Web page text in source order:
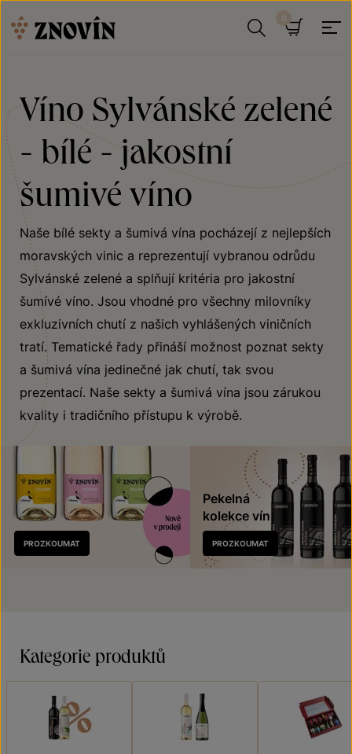
Víno Sylvánské zelené
- bílé - jakostní
šumivé víno
Naše bílé sekty a šumivá vína pocházejí z nejlepších
moravských vinic a reprezentují vybranou odrůdu
Sylvánské zelené a splňují kritéria pro jakostní
šumívé víno. Jsou vhodné pro všechny milovníky
exkluzivních chutí z našich vyhlášených viničních
tratí. Tematické řady přináší možnost poznat sekty
a šumivá vína jedinečné jak chutí, tak svou
prezentací. Naše sekty a šumivá vína jsou zárukou
kvality i tradičního přístupu k výrobě.
Nově
v prodeji
PROZKOUMAT
Pekelná
kolekce vín
PROZKOUMAT
Kategorie produktů